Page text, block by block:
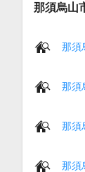
那須烏山
那須
那須
那須
那須